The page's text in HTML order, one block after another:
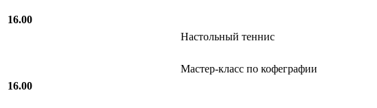
16.00
Настольный теннис
16.00
Мастер-класс по кофеграфии